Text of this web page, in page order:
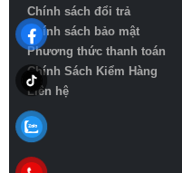
Chính sách đổi trả
Chính sách bảo mật
Phương thức thanh toán
Chính Sách Kiểm Hàng
Liên hệ